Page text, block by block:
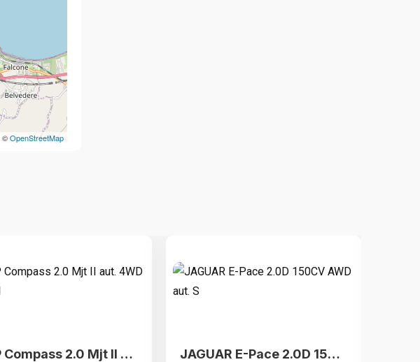
©OpenStreetMap
JEEP Compass 2.0 Mjt II aut. 4WD Limited JAGUAR E-Pace 2.0D 150CV AWD aut. S